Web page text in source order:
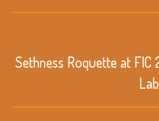
Sethness Roquette at